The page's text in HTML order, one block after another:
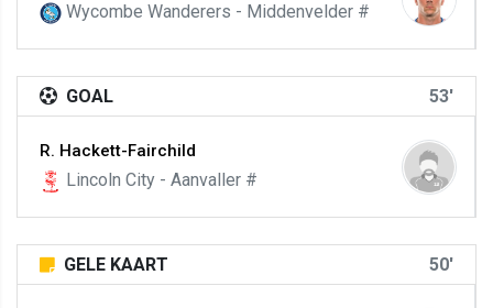
Wycombe Wanderers - Middenvelder #
GOAL 53'
R. Hackett-Fairchild
Lincoln City - Aanvaller #
GELE KAART 50'